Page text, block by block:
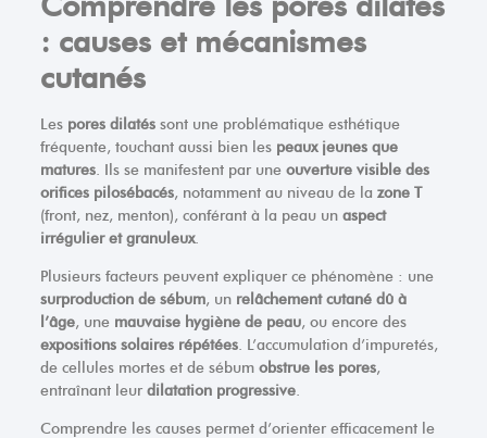
: causes et mécanismes
cutanés
Les pores dilatéssont une problématique esthétique
fréquente, touchant aussi bien les peaux jeunes que
matures. Ils se manifestent par une ouverture visible des
orifices pilosébacés, notamment au niveau de la zone T
(front, nez, menton), conférant à la peau un aspect
irrégulier et granuleux.
Plusieurs facteurs peuvent expliquer ce phénomène : une
surproduction de sébum, un relâchement cutané dû à
l’âge, une mauvaise hygiène de peau, ou encore des
expositions solaires répétées. L’accumulation d’impuretés,
de cellules mortes et de sébum obstrue les pores,
entraînant leur dilatation progressive.
Comprendre les causes permet d’orienter efficacement le